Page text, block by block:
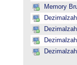
Memory